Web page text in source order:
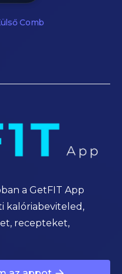
a GetFIT App
kalóriabeviteled,
recepteket,
Comb